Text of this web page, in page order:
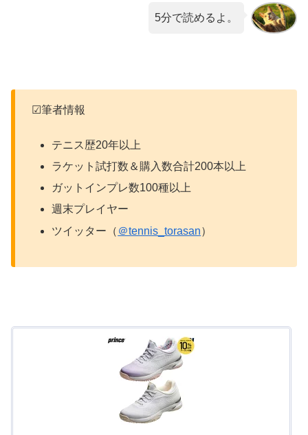
5分で読めるよ。
☑筆者情報
テニス歴20年以上
ラケット試打数＆購入数合計200本以上
ガットインプレ数100種以上
週末プレイヤー
ツイッター（ ＠tennis_torasan）